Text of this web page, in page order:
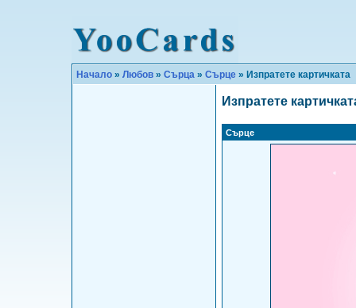
Начало » Любов » Сърца » Сърце » Изпратете картичката
Изпратете
Сърце